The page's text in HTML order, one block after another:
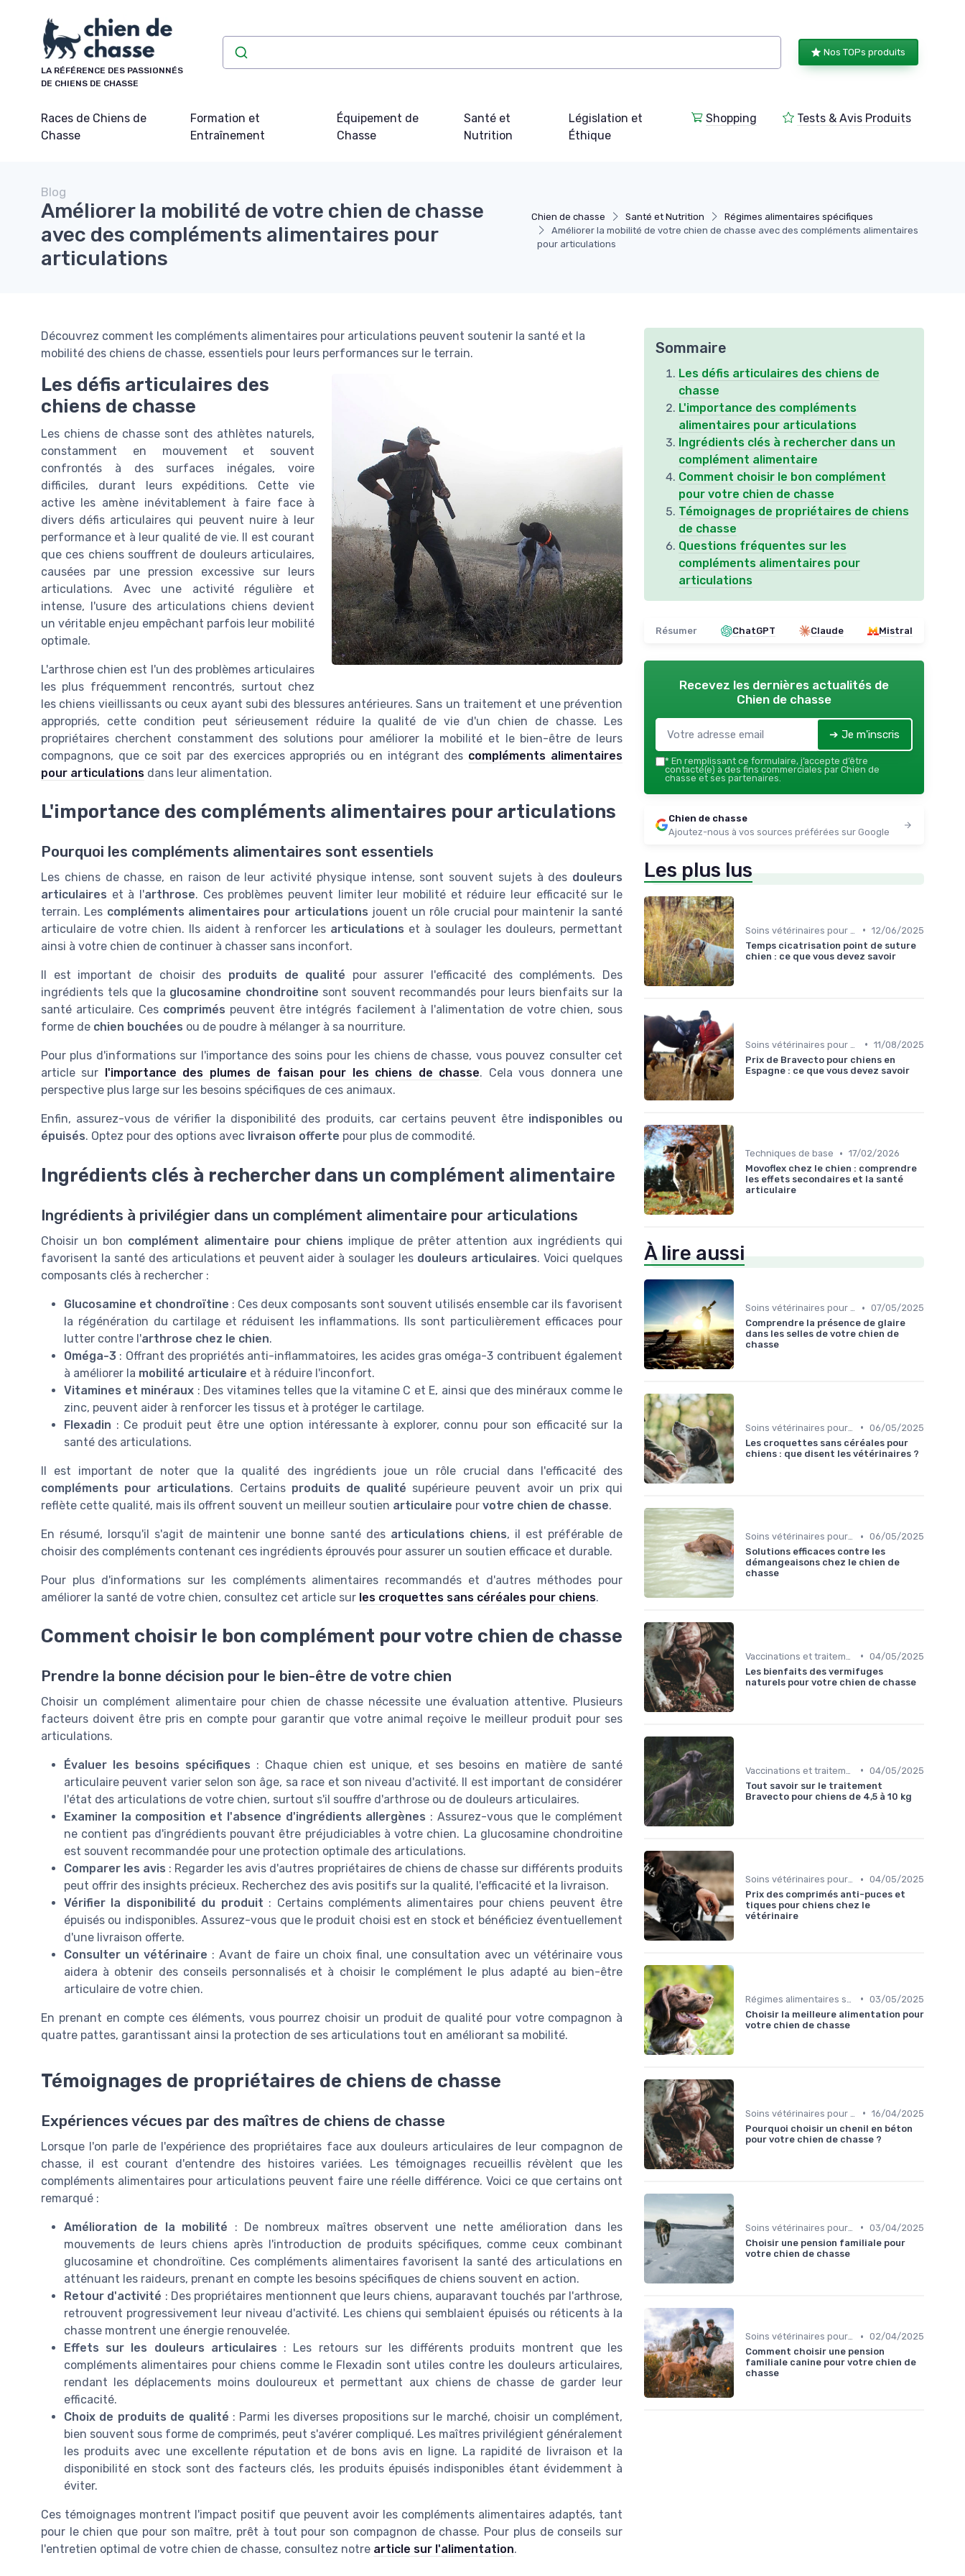
LA RÉFÉRENCE DES PASSIONNÉS
DE CHIENS DE CHASSE
Nos TOPs produits
Races de Chiens de
Chasse
Formation et
Entraînement
Équipement de
Chasse
Santé et
Nutrition
Législation et
Éthique
Shopping Tests & Avis Produits
Chien de chasse Santé et Nutrition
Régimes alimentaires spécifiques
Améliorer la mobilité de votre chien de chasse avec des compléments alimentaires
pour articulations
Blog
Améliorer la mobilité de votre chien de chasse
avec des compléments alimentaires pour
articulations
Découvrez comment les compléments alimentaires pour articulations peuvent soutenir la santé et la
mobilité des chiens de chasse, essentiels pour leurs performances sur le terrain.
Les défis articulaires des
chiens de chasse
Les chiens de chasse sont des athlètes naturels,
constamment en mouvement et souvent
confrontés à des surfaces inégales, voire
difficiles, durant leurs expéditions. Cette vie
active les amène inévitablement à faire face à
divers défis articulaires qui peuvent nuire à leur
performance et à leur qualité de vie. Il est courant
que ces chiens souffrent de douleurs articulaires,
causées par une pression excessive sur leurs
articulations. Avec une activité régulière et
intense, l'usure des articulations chiens devient
un véritable enjeu empêchant parfois leur mobilité
optimale.
L'arthrose chien est l'un des problèmes articulaires
les plus fréquemment rencontrés, surtout chez
les chiens vieillissants ou ceux ayant subi des blessures antérieures. Sans un traitement et une prévention
appropriés, cette condition peut sérieusement réduire la qualité de vie d'un chien de chasse. Les
propriétaires cherchent constamment des solutions pour améliorer la mobilité et le bien-être de leurs
compagnons, que ce soit par des exercices appropriés ou en intégrant des compléments alimentaires
pour articulations dans leur alimentation.
L'importance des compléments alimentaires pour articulations
Pourquoi les compléments alimentaires sont essentiels
Les chiens de chasse, en raison de leur activité physique intense, sont souvent sujets à des douleurs
articulaires et à l'arthrose. Ces problèmes peuvent limiter leur mobilité et réduire leur efficacité sur le
terrain. Les compléments alimentaires pour articulations jouent un rôle crucial pour maintenir la santé
articulaire de votre chien. Ils aident à renforcer les articulations et à soulager les douleurs, permettant
ainsi à votre chien de continuer à chasser sans inconfort.
Il est important de choisir des produits de qualité pour assurer l'efficacité des compléments. Des
ingrédients tels que la glucosamine chondroitine sont souvent recommandés pour leurs bienfaits sur la
santé articulaire. Ces comprimés peuvent être intégrés facilement à l'alimentation de votre chien, sous
forme de chien bouchées ou de poudre à mélanger à sa nourriture.
Pour plus d'informations sur l'importance des soins pour les chiens de chasse, vous pouvez consulter cet
article sur
l'importance des plumes de faisan pour les chiens de chasse. Cela vous donnera une
perspective plus large sur les besoins spécifiques de ces animaux.
Enfin, assurez-vous de vérifier la disponibilité des produits, car certains peuvent être indisponibles ou
épuisés. Optez pour des options avec livraison offerte pour plus de commodité.
Ingrédients clés à rechercher dans un complément alimentaire
Ingrédients à privilégier dans un complément alimentaire pour articulations
Choisir un bon complément alimentaire pour chiens implique de prêter attention aux ingrédients qui
favorisent la santé des articulations et peuvent aider à soulager les douleurs articulaires. Voici quelques
composants clés à rechercher :
Glucosamine et chondroïtine : Ces deux composants sont souvent utilisés ensemble car ils favorisent
la régénération du cartilage et réduisent les inflammations. Ils sont particulièrement efficaces pour
lutter contre l'arthrose chez le chien.
Oméga-3 : Offrant des propriétés anti-inflammatoires, les acides gras oméga-3 contribuent également
à améliorer la mobilité articulaire et à réduire l'inconfort.
Vitamines et minéraux : Des vitamines telles que la vitamine C et E, ainsi que des minéraux comme le
zinc, peuvent aider à renforcer les tissus et à protéger le cartilage.
Flexadin : Ce produit peut être une option intéressante à explorer, connu pour son efficacité sur la
santé des articulations.
Il est important de noter que la qualité des ingrédients joue un rôle crucial dans l'efficacité des
compléments pour articulations. Certains produits de qualité supérieure peuvent avoir un prix qui
reflète cette qualité, mais ils offrent souvent un meilleur soutien articulaire pour votre chien de chasse.
En résumé, lorsqu'il s'agit de maintenir une bonne santé des articulations chiens, il est préférable de
choisir des compléments contenant ces ingrédients éprouvés pour assurer un soutien efficace et durable.
Pour plus d'informations sur les compléments alimentaires recommandés et d'autres méthodes pour
améliorer la santé de votre chien, consultez cet article sur les croquettes sans céréales pour chiens.
Comment choisir le bon complément pour votre chien de chasse
Prendre la bonne décision pour le bien-être de votre chien
Choisir un complément alimentaire pour chien de chasse nécessite une évaluation attentive. Plusieurs
facteurs doivent être pris en compte pour garantir que votre animal reçoive le meilleur produit pour ses
articulations.
Évaluer les besoins spécifiques : Chaque chien est unique, et ses besoins en matière de santé
articulaire peuvent varier selon son âge, sa race et son niveau d'activité. Il est important de considérer
l'état des articulations de votre chien, surtout s'il souffre d'arthrose ou de douleurs articulaires.
Examiner la composition et l'absence d'ingrédients allergènes : Assurez-vous que le complément
ne contient pas d'ingrédients pouvant être préjudiciables à votre chien. La glucosamine chondroitine
est souvent recommandée pour une protection optimale des articulations.
Comparer les avis : Regarder les avis d'autres propriétaires de chiens de chasse sur différents produits
peut offrir des insights précieux. Recherchez des avis positifs sur la qualité, l'efficacité et la livraison.
Vérifier la disponibilité du produit : Certains compléments alimentaires pour chiens peuvent être
épuisés ou indisponibles. Assurez-vous que le produit choisi est en stock et bénéficiez éventuellement
d'une livraison offerte.
Consulter un vétérinaire : Avant de faire un choix final, une consultation avec un vétérinaire vous
aidera à obtenir des conseils personnalisés et à choisir le complément le plus adapté au bien-être
articulaire de votre chien.
En prenant en compte ces éléments, vous pourrez choisir un produit de qualité pour votre compagnon à
quatre pattes, garantissant ainsi la protection de ses articulations tout en améliorant sa mobilité.
Témoignages de propriétaires de chiens de chasse
Expériences vécues par des maîtres de chiens de chasse
Lorsque l'on parle de l'expérience des propriétaires face aux douleurs articulaires de leur compagnon de
chasse, il est courant d'entendre des histoires variées. Les témoignages recueillis révèlent que les
compléments alimentaires pour articulations peuvent faire une réelle différence. Voici ce que certains ont
remarqué :
Amélioration de la mobilité : De nombreux maîtres observent une nette amélioration dans les
mouvements de leurs chiens après l'introduction de produits spécifiques, comme ceux combinant
glucosamine et chondroïtine. Ces compléments alimentaires favorisent la santé des articulations en
atténuant les raideurs, prenant en compte les besoins spécifiques de chiens souvent en action.
Retour d'activité : Des propriétaires mentionnent que leurs chiens, auparavant touchés par l'arthrose,
retrouvent progressivement leur niveau d'activité. Les chiens qui semblaient épuisés ou réticents à la
chasse montrent une énergie renouvelée.
Effets sur les douleurs articulaires : Les retours sur les différents produits montrent que les
compléments alimentaires pour chiens comme le Flexadin sont utiles contre les douleurs articulaires,
rendant les déplacements moins douloureux et permettant aux chiens de chasse de garder leur
efficacité.
Choix de produits de qualité : Parmi les diverses propositions sur le marché, choisir un complément,
bien souvent sous forme de comprimés, peut s'avérer compliqué. Les maîtres privilégient généralement
les produits avec une excellente réputation et de bons avis en ligne. La rapidité de livraison et la
disponibilité en stock sont des facteurs clés, les produits épuisés indisponibles étant évidemment à
éviter.
Ces témoignages montrent l'impact positif que peuvent avoir les compléments alimentaires adaptés, tant
pour le chien que pour son maître, prêt à tout pour son compagnon de chasse. Pour plus de conseils sur
l'entretien optimal de votre chien de chasse, consultez notre article sur l'alimentation.
Sommaire
Les défis articulaires des chiens de
chasse
L'importance des compléments
alimentaires pour articulations
Ingrédients clés à rechercher dans un
complément alimentaire
Comment choisir le bon complément
pour votre chien de chasse
Témoignages de propriétaires de chiens
de chasse
Questions fréquentes sur les
compléments alimentaires pour
articulations
Résumer ChatGPT Claude Mistral
Recevez les dernières actualités de
Chien de chasse
➔ Je m'inscris
* En remplissant ce formulaire, j’accepte d’être
contacté(e) à des fins commerciales par Chien de
chasse et ses partenaires.
Chien de chasse
Ajoutez-nous à vos sources préférées sur Google
Les plus lus
• 12/06/2025
Temps cicatrisation point de suture
chien : ce que vous devez savoir
• 11/08/2025
Prix de Bravecto pour chiens en
Espagne : ce que vous devez savoir
Techniques de base • 17/02/2026
Movoflex chez le chien : comprendre
les effets secondaires et la santé
articulaire
À lire aussi
Soins vétérinaires pour chiens de chasse • 07/05/2025
Comprendre la présence de glaire
dans les selles de votre chien de
chasse
• 06/05/2025
Les croquettes sans céréales pour
chiens : que disent les vétérinaires ?
Soins vétérinaires pour chiens de chasse • 06/05/2025
Solutions efficaces contre les
démangeaisons chez le chien de
chasse
• 04/05/2025
Les bienfaits des vermifuges
naturels pour votre chien de chasse
• 04/05/2025
Tout savoir sur le traitement
Bravecto pour chiens de 4,5 à 10 kg
Soins vétérinaires pour chiens de chasse • 04/05/2025
Prix des comprimés anti-puces et
tiques pour chiens chez le
vétérinaire
• 03/05/2025
Choisir la meilleure alimentation pour
votre chien de chasse
• 16/04/2025
Pourquoi choisir un chenil en béton
pour votre chien de chasse ?
• 03/04/2025
Choisir une pension familiale pour
votre chien de chasse
Soins vétérinaires pour chiens de chasse • 02/04/2025
Comment choisir une pension
familiale canine pour votre chien de
chasse